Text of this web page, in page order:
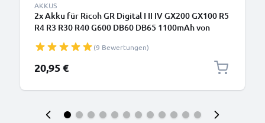
AKKUS
2x Akku für Ricoh GR Digital I II IV GX200 GX100 R5
R4 R3 R30 R40 G600 DB60 DB65 1100mAh von
(9 Bewertungen)
20,95 €